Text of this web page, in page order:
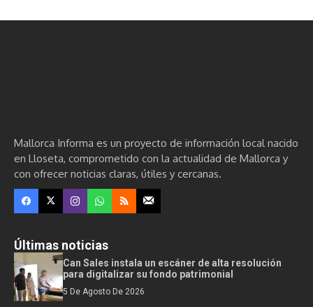
Mallorca Informa es un proyecto de información local nacido
en Lloseta, comprometido con la actualidad de Mallorca y
con ofrecer noticias claras, útiles y cercanas.
Últimas noticias
Can Sales instala un escáner de alta resolución
para digitalizar su fondo patrimonial
5 De Agosto De 2026